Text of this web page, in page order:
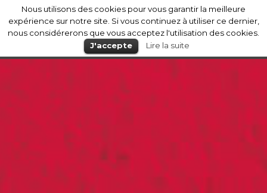
Mérignac
Nous utilisons des cookies pour vous garantir la meilleure
expérience sur notre site. Si vous continuez à utiliser ce dernier,
nous considérerons que vous acceptez l'utilisation des cookies.
J'accepte
Lire la suite